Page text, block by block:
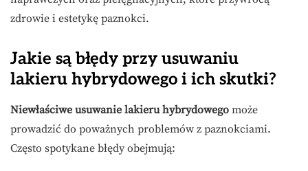
zdrowie i estetykę paznokci.
Jakie są błędy przy usuwaniu
lakieru hybrydowego i ich skutki?
Niewłaściwe usuwanie lakieru hybrydowego może
prowadzić do poważnych problemów z paznokciami.
Często spotykane błędy obejmują: